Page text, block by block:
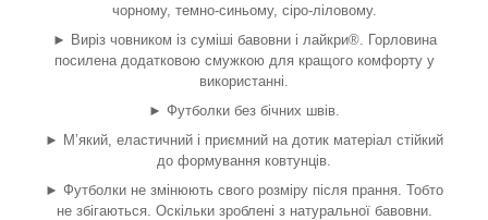
чорному, темно-синьому, сіро-ліловому.
► Виріз човником із суміші бавовни і лайкри®. Горловина
посилена додатковою смужкою для кращого комфорту у
використанні.
► Футболки без бічних швів.
► М’який, еластичний і приємний на дотик матеріал стійкий
до формування ковтунців.
► Футболки не змінюють свого розміру після прання. Тобто
не збігаються. Оскільки зроблені з натуральної бавовни.